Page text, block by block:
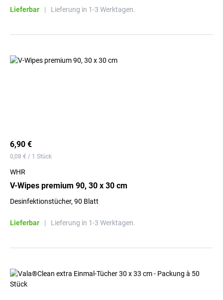
Lieferbar | Lieferung in 1-3 Werktagen.
6,90 €
0,08 € / 1 Stück
WHR
V-Wipes premium 90, 30 x 30 cm
Desinfektionstücher, 90 Blatt
Lieferbar | Lieferung in 1-3 Werktagen.